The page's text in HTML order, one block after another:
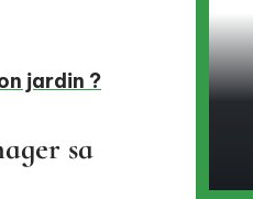
jardin ?
sa